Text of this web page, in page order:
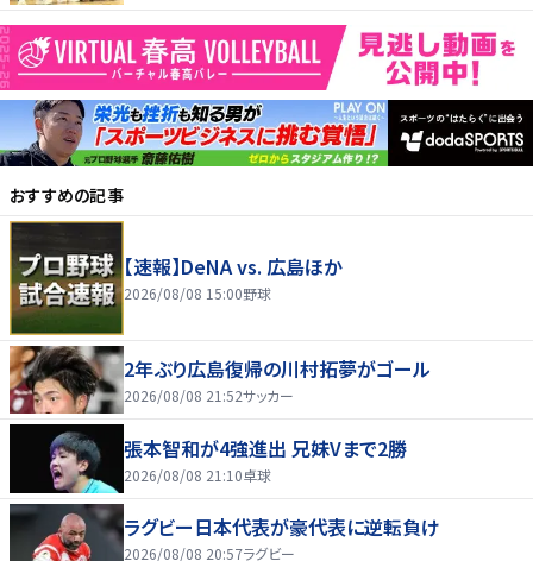
おすすめの記事
【速報】DeNA vs. 広島ほか
2026/08/08 15:00野球
2年ぶり広島復帰の川村拓夢がゴール
2026/08/08 21:52サッカー
張本智和が4強進出 兄妹Vまで2勝
2026/08/08 21:10卓球
ラグビー日本代表が豪代表に逆転負け
2026/08/08 20:57ラグビー